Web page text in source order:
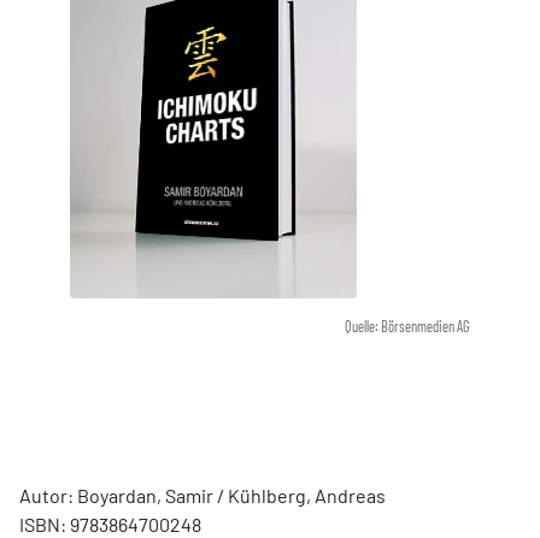
Quelle: Börsenmedien AG
Autor: Boyardan, Samir / Kühlberg, Andreas
ISBN: 9783864700248